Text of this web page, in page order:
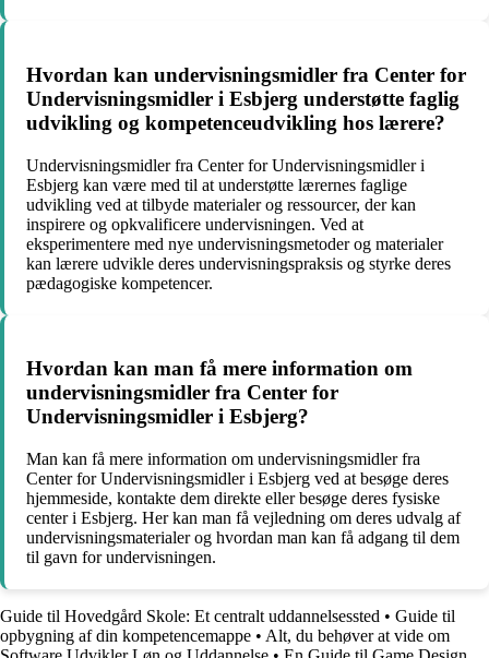
Hvordan kan undervisningsmidler fra Center for
Undervisningsmidler i Esbjerg understøtte faglig
udvikling og kompetenceudvikling hos lærere?
Undervisningsmidler fra Center for Undervisningsmidler i
Esbjerg kan være med til at understøtte lærernes faglige
udvikling ved at tilbyde materialer og ressourcer, der kan
inspirere og opkvalificere undervisningen. Ved at
eksperimentere med nye undervisningsmetoder og materialer
kan lærere udvikle deres undervisningspraksis og styrke deres
pædagogiske kompetencer.
Hvordan kan man få mere information om
undervisningsmidler fra Center for
Undervisningsmidler i Esbjerg?
Man kan få mere information om undervisningsmidler fra
Center for Undervisningsmidler i Esbjerg ved at besøge deres
hjemmeside, kontakte dem direkte eller besøge deres fysiske
center i Esbjerg. Her kan man få vejledning om deres udvalg af
undervisningsmaterialer og hvordan man kan få adgang til dem
til gavn for undervisningen.
Guide til Hovedgård Skole: Et centralt uddannelsessted • Guide til
opbygning af din kompetencemappe • Alt, du behøver at vide om